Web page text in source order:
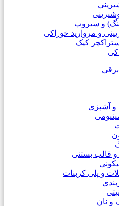
و سیروپ
و مروارید خوراکی
کیک
و آشپزی
و قالب بستنی
و پلی کربنات
و نان